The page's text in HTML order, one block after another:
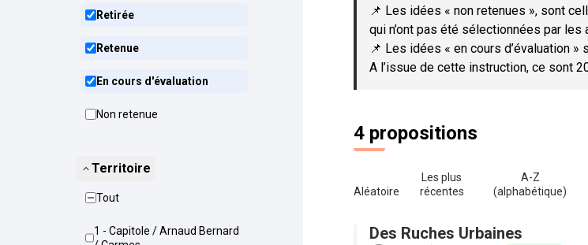
Retirée
Retenue
En cours d'évaluation
Non retenue
Territoire
Tout
1 - Capitole / Arnaud Bernard
📌 Les idées « non retenues », sont
qui n’ont pas été sélectionnées par
📌 Les idées « en cours d’évaluation
A l’issue de cette instruction, ce sont
4 propositions
Aléatoire
Les plus
récentes
A-Z
(alphabétique)
Des Ruches Urbaines